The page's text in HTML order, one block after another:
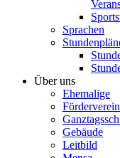
Sprachen
Über uns
Ehemalige
Förderverein
Gebäude
Leitbild